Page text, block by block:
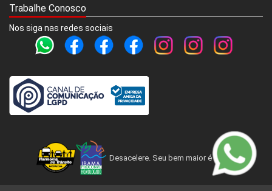
Trabalhe Conosco
Nos siga nas redes sociais
Desacelere. Seu bem maior é a vida.